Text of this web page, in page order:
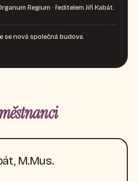
Regium · ředitelem Jiří Kabát.
se nová společná budova.
M.Mus.